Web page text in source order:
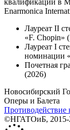
квалификации в
Enarmonica
Лауреат II
«F. Chopin»
Лауреат I
номинации
Почетная
(2026)
Новосибирский
Оперы и Балета
Противодействие
©НГАТОиБ, 2015-